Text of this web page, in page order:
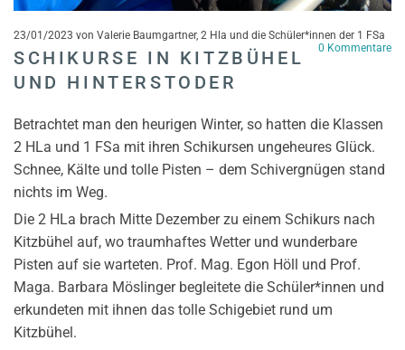
23/01/2023 von Valerie Baumgartner, 2 Hla und die Schüler*innen der 1 FSa
0 Kommentare
SCHIKURSE IN KITZBÜHEL
UND HINTERSTODER
Betrachtet man den heurigen Winter, so hatten die Klassen
2 HLa und 1 FSa mit ihren Schikursen ungeheures Glück.
Schnee, Kälte und tolle Pisten – dem Schivergnügen stand
nichts im Weg.
Die 2 HLa brach Mitte Dezember zu einem Schikurs nach
Kitzbühel auf, wo traumhaftes Wetter und wunderbare
Pisten auf sie warteten. Prof. Mag. Egon Höll und Prof.
Maga. Barbara Möslinger begleitete die Schüler*innen und
erkundeten mit ihnen das tolle Schigebiet rund um
Kitzbühel.